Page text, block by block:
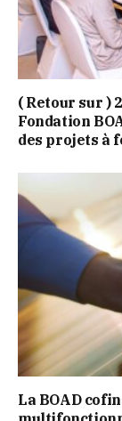
( Retour sur )
Fondation
des projets à
La BOAD